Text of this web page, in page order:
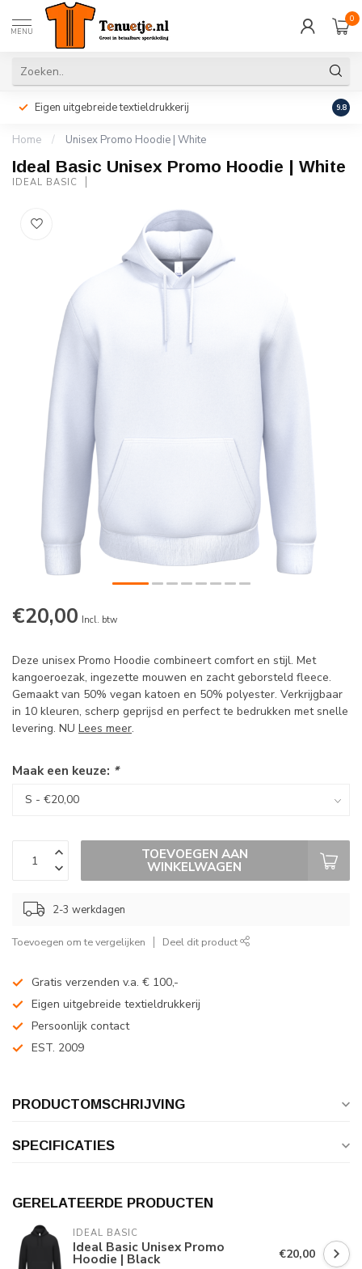
MENU
0
Eigen uitgebreide textieldrukkerij 9.8
Home / Unisex Promo Hoodie | White
Ideal Basic Unisex Promo Hoodie | White
IDEAL BASIC
€20,00 Incl. btw
Deze unisex Promo Hoodie combineert comfort en stijl. Met
kangoeroezak, ingezette mouwen en zacht geborsteld fleece.
Gemaakt van 50% vegan katoen en 50% polyester. Verkrijgbaar
in 10 kleuren, scherp geprijsd en perfect te bedrukken met snelle
levering. NU Lees meer.
Maak een keuze: *
TOEVOEGEN AAN
WINKELWAGEN
2-3 werkdagen
Toevoegen om te vergelijken Deel dit product
Gratis verzenden v.a. € 100,-
Eigen uitgebreide textieldrukkerij
Persoonlijk contact
EST. 2009
PRODUCTOMSCHRIJVING
SPECIFICATIES
GERELATEERDE PRODUCTEN
IDEAL BASIC
Ideal Basic Unisex Promo
Hoodie | Black €20,00